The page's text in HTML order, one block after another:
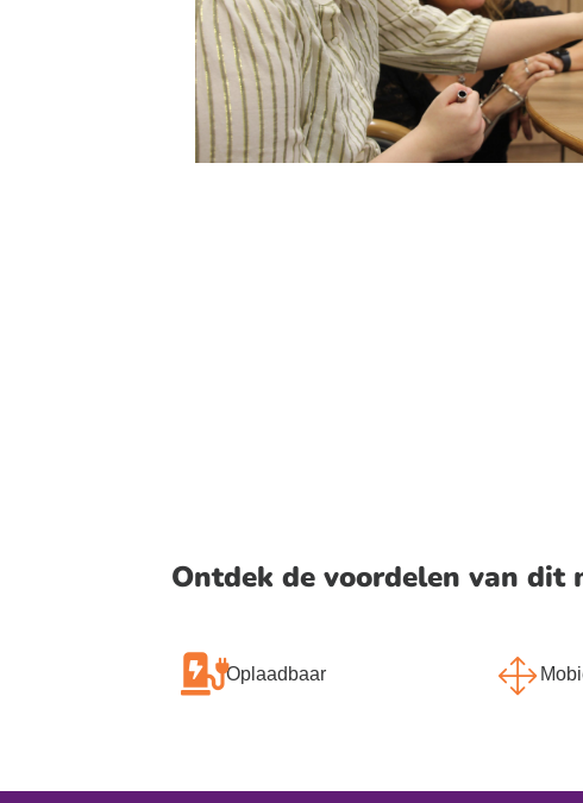
Ontdek de voordelen van dit
Oplaadbaar